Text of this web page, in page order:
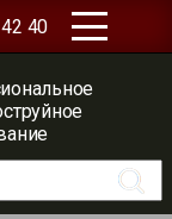
40